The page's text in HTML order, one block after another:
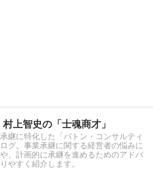
上智史の「士魂商才」
継に特化した「バトン・コンサルティ
グ。事業承継に関する経営者の悩みに
、計画的に承継を進めるためのアドバ
やすく紹介します。